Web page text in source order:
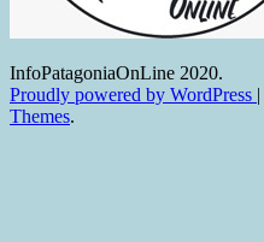
InfoPatagoniaOnLine 2020.
Proudly powered by WordPress |
Themes.